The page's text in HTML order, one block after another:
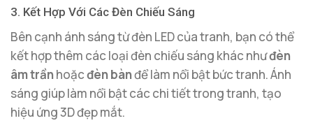
3. Kết Hợp Với Các Đèn Chiếu Sáng
Bên cạnh ánh sáng từ đèn LED của tranh, bạn có thể
kết hợp thêm các loại đèn chiếu sáng khác nhưđèn
âm trầnhoặcđèn bànđể làm nổi bật bức tranh. Ánh
sáng giúp làm nổi bật các chi tiết trong tranh, tạo
hiệu ứng 3D đẹp mắt.